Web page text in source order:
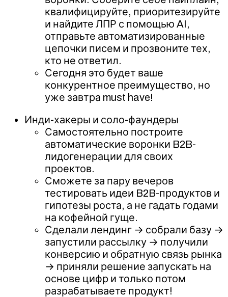
квалифицируйте, приоритезируйте
и найдите ЛПР с помощью AI,
отправьте автоматизированные
цепочки писем и прозвоните тех,
кто не ответил.
Сегодня это будет ваше
конкурентное преимущество, но
уже завтра must have!
Инди-хакеры и соло-фаундеры
Самостоятельно построите
автоматические воронки B2B-
лидогенерации для своих
проектов.
Сможете за пару вечеров
тестировать идеи B2B-продуктов и
гипотезы роста, а не гадать годами
на кофейной гуще.
Сделали лендинг → собрали базу →
запустили рассылку → получили
конверсию и обратную связь рынка
→ приняли решение запускать на
основе цифр и только потом
разрабатываете продукт!